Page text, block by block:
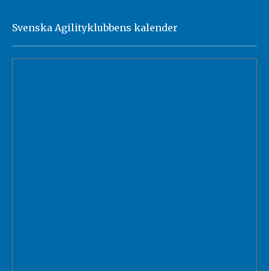
Svenska Agilityklubbens kalender